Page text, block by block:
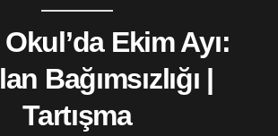
Ekim Ayı:
Bağımsızlığı |
Tartışma